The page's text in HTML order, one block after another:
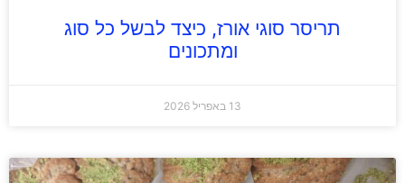
תריסר סוגי אורז, כיצד לבשל כל סוג
ומתכונים
13 באפריל 2026